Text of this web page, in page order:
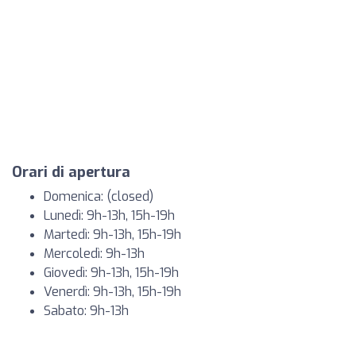
Orari di apertura
Domenica: (closed)
Lunedì: 9h-13h, 15h-19h
Martedì: 9h-13h, 15h-19h
Mercoledì: 9h-13h
Giovedì: 9h-13h, 15h-19h
Venerdì: 9h-13h, 15h-19h
Sabato: 9h-13h